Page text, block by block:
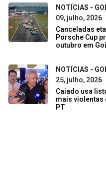
NOTÍCIAS -
09, julho, 2026
Canceladas
Porsche Cup
outubro em
NOTÍCIAS -
25, julho, 2026
Caiado usa
mais violentas
PT